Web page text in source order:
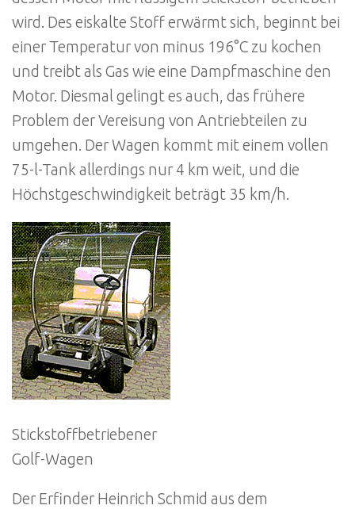
wird. Des eiskalte Stoff erwärmt sich, beginnt bei
einer Temperatur von minus 196°C zu kochen
und treibt als Gas wie eine Dampfmaschine den
Motor. Diesmal gelingt es auch, das frühere
Problem der Vereisung von Antriebteilen zu
umgehen. Der Wagen kommt mit einem vollen
75-l-Tank allerdings nur 4 km weit, und die
Höchstgeschwindigkeit beträgt 35 km/h.
Stickstoffbetriebener
Golf-Wagen
Der Erfinder Heinrich Schmid aus dem